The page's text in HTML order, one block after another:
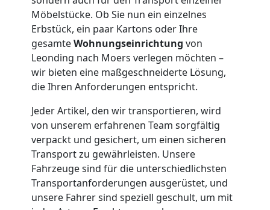
Möbelstücke. Ob Sie nun ein einzelnes
Erbstück, ein paar Kartons oder Ihre
gesamteWohnungseinrichtung von
Leonding nach Moers verlegen möchten –
wir bieten eine maßgeschneiderte Lösung,
die Ihren Anforderungen entspricht.
Jeder Artikel, den wir transportieren, wird
von unserem erfahrenen Team sorgfältig
verpackt und gesichert, um einen sicheren
Transport zu gewährleisten. Unsere
Fahrzeuge sind für die unterschiedlichsten
Transportanforderungen ausgerüstet, und
unsere Fahrer sind speziell geschult, um mit
Möbelmontage
Leonding
Möbeltransport
Leonding
Beiladung